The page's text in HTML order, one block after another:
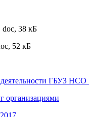
doc, 38 кБ
52 кБ
деятельности ГБУЗ
организациями